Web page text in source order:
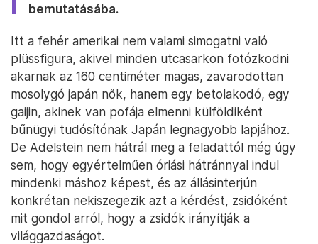
bemutatásába.
Itt a fehér amerikai nem valami simogatni való
plüssfigura, akivel minden utcasarkon fotózkodni
akarnak az 160 centiméter magas, zavarodottan
mosolygó japán nők, hanem egy betolakodó, egy
gaijin, akinek van pofája elmenni külföldiként
bűnügyi tudósítónak Japán legnagyobb lapjához.
De Adelstein nem hátrál meg a feladattól még úgy
sem, hogy egyértelműen óriási hátránnyal indul
mindenki máshoz képest, és az állásinterjún
konkrétan nekiszegezik azt a kérdést, zsidóként
mit gondol arról, hogy a zsidók irányítják a
világgazdaságot.